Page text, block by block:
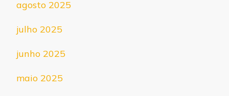
agosto 2025
julho 2025
junho 2025
maio 2025